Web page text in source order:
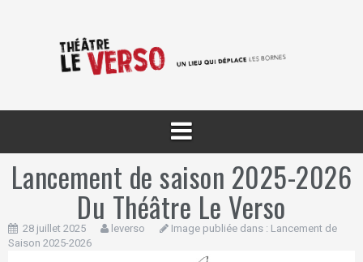
Lancement de saison 2025-2026
Du Théâtre Le Verso
28 juillet 2025 leverso Image publiée dans : Lancement de
Saison 2025-2026